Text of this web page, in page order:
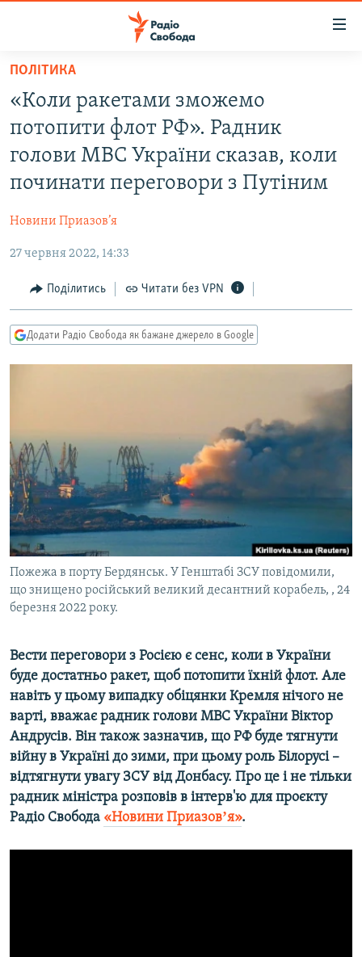
Перейти
основного
матеріалу
до
основної
Перейти
до
ВСЕ ЗА ДОБУ
СУСПІЛЬСТВО
КУЛЬТУРА
СПОРТ
СВІТ
ДОНБАС.РЕАЛІЇ
КРИМ.РЕАЛІЇ
ТИ ЯК?
КИТАЙ.ВИКЛИКИ
СПЕЦПРОЄКТИ
ПОДКАСТИ
КРИМ РЕАЛІЇ
РУС
УКР
КТАТ
Усі сайти RFE/RL
ПОЛІТИКА
«Коли ракетами зможемо
потопити флот РФ». Радник
голови МВС України сказав, коли
починати переговори з Путіним
Новини Приазов’я
27 червня 2022, 14:33
Поділитись Читати без VPN
Додати Радіо Свобода як бажане джерело в Google
Пожежа в порту Бердянськ. У Генштабі ЗСУ повідомили,
що знищено російський великий десантний корабель, , 24
березня 2022 року.
Вести переговори з Росією є сенс, коли в України
буде достатньо ракет, щоб потопити їхній флот. Але
навіть у цьому випадку обіцянки Кремля нічого не
варті, вважає радник голови МВС України Віктор
Андрусів. Він також зазначив, що РФ буде тягнути
війну в Україні до зими, при цьому роль Білорусі –
відтягнути увагу ЗСУ від Донбасу. Про це і не тільки
радник міністра розповів в інтерв'ю для проєкту
Радіо Свобода «Новини Приазовʼя».